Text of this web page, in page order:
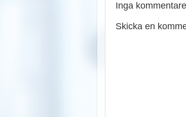
Inga
Skicka en